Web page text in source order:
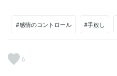
#感情のコントロール #手放し
6